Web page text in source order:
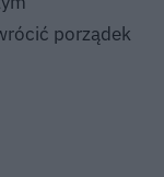
porządek